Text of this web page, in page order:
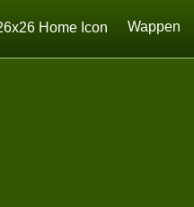
Home
Wappen